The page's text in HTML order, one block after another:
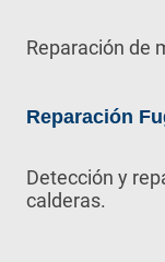
Reparación de
Reparación
Detección y
calderas.